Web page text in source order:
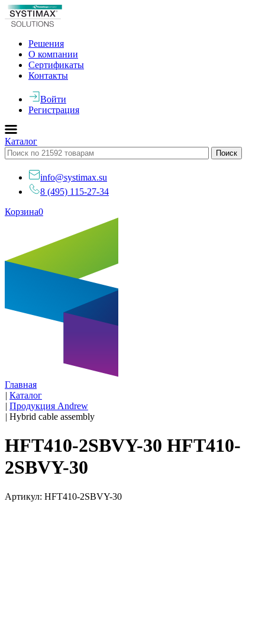
Решения
О компании
Сертификаты
Контакты
Войти
Регистрация
Каталог
info@systimax.su
8 (495) 115-27-34
Корзина0
Главная
| Каталог
| Продукция Andrew
| Hybrid cable assembly
HFT410-2SBVY-30 HFT410-
2SBVY-30
Артикул: HFT410-2SBVY-30